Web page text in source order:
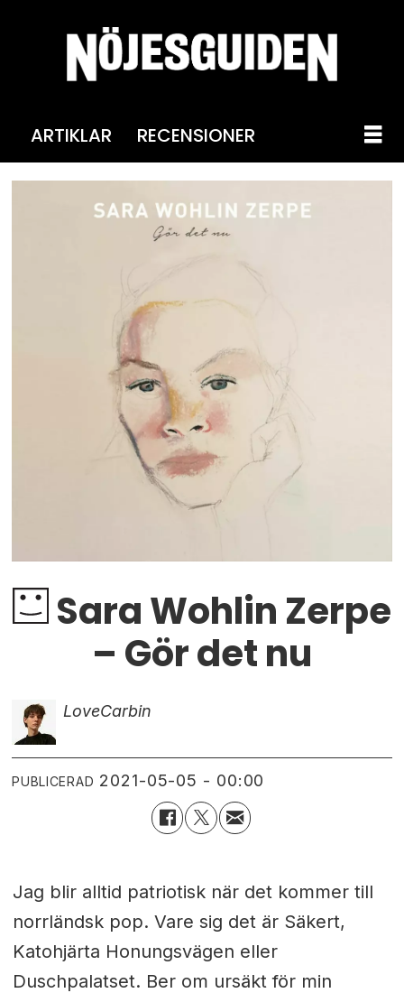
ARTIKLAR RECENSIONER
Sara Wohlin Zerpe
– Gör det nu
LoveCarbin
PUBLICERAD 2021-05-05 - 00:00
Jag blir alltid patriotisk när det kommer till
norrländsk pop. Vare sig det är Säkert,
Katohjärta Honungsvägen eller
Duschpalatset. Ber om ursäkt för min